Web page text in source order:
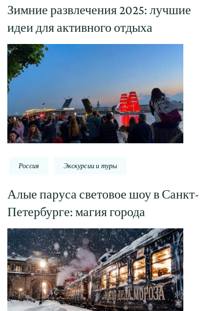
Зимние развлечения 2025: лучшие
идеи для активного отдыха
Россия Экскурсии и туры
Алые паруса световое шоу в Санкт-
Петербурге: магия города